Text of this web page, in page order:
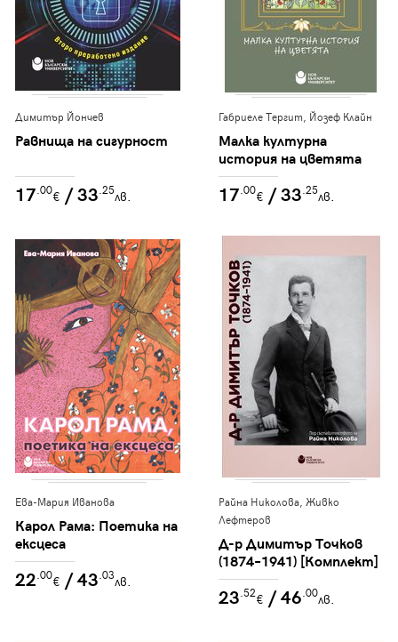
Димитър Йончев
Равнища на сигурност
17 .00€ / 33 .25лв.
Габриеле Тергит, Йозеф Клайн
Малка културна
история на цветята
17 .00€ / 33 .25лв.
Ева-Мария Иванова
Карол Рама: Поетика на
ексцеса
22.00€ / 43.03лв.
Райна Николова, Живко
Лефтеров
Д-р Димитър Точков
(1874–1941) [Комплект]
23.52€ / 46.00лв.